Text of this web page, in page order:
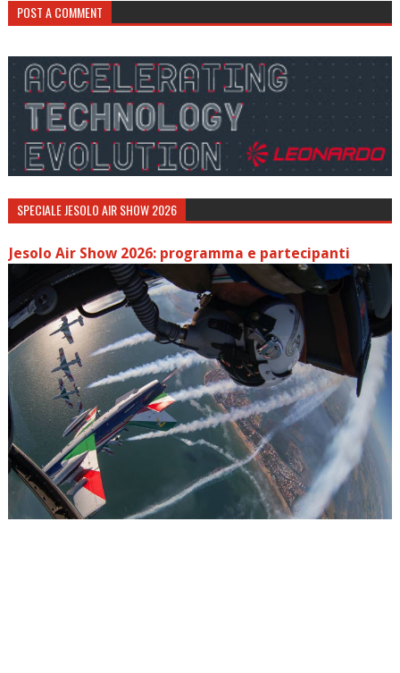
POST A COMMENT
SPECIALE JESOLO AIR SHOW 2026
Jesolo Air Show 2026: programma e partecipanti